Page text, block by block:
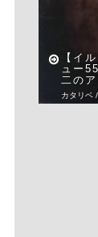
【イ
ュー
二の
カタリベ